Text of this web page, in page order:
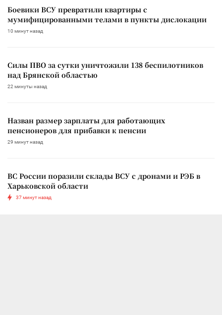
Боевики ВСУ превратили квартиры с
мумифицированными телами в пункты дислокации
10 минут назад
Силы ПВО за сутки уничтожили 138 беспилотников
над Брянской областью
22 минуты назад
Назван размер зарплаты для работающих
пенсионеров для прибавки к пенсии
29 минут назад
ВС России поразили склады ВСУ с дронами и РЭБ в
Харьковской области
37 минут назад